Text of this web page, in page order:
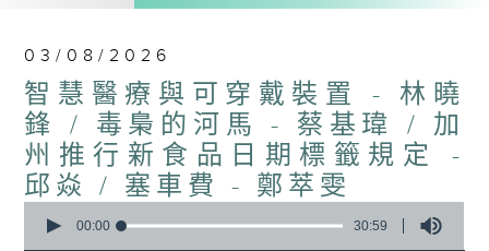
03/08/2026
智慧醫療與可穿戴裝置 - 林曉
鋒 / 毒梟的河馬 - 蔡基瑋 / 加
州推行新食品日期標籤規定 -
邱焱 / 塞車費 - 鄭萃雯
seconds
00:00 30:59